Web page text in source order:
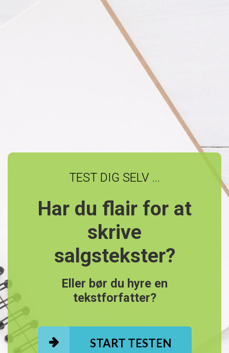
TEST DIG SELV ...
Har du flair for at
skrive
salgstekster?
Eller bør du hyre en
tekstforfatter?
START TESTEN